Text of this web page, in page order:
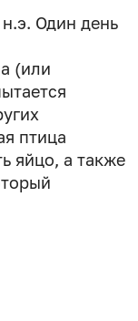
Один день
(или
птица
яйцо, а также